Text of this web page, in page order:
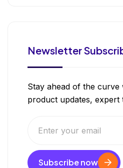
Newsletter
Stay ahead of the curve
product updates, expert
Subscribe now